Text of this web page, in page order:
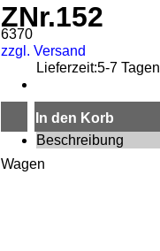
ZNr.152
6370
zzgl. Versand
Lieferzeit:5-7 Tagen
In den Korb
Beschreibung
Wagen